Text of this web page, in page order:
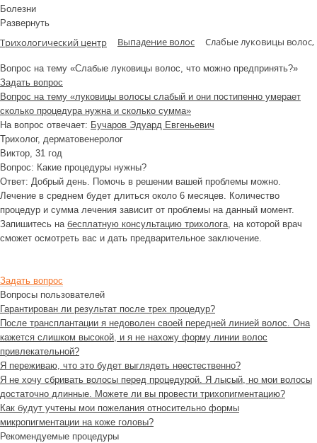
Болезни
Развернуть
Трихологический центр Выпадение волос Слабые луковицы
Вопрос на тему «Слабые луковицы волос, что можно предпринять?»
Задать вопрос
Вопрос на тему «луковицы волосы слабый и они постипенно умерает
сколько процедура нужна и сколько сумма»
На вопрос отвечает: Бучаров Эдуард Евгеньевич
Трихолог, дерматовенеролог
Виктор, 31 год
Вопрос: Какие процедуры нужны?
Ответ: Добрый день. Помочь в решении вашей проблемы можно.
Лечение в среднем будет длиться около 6 месяцев. Количество
процедур и сумма лечения зависит от проблемы на данный момент.
Запишитесь на бесплатную консультацию трихолога, на которой врач
сможет осмотреть вас и дать предварительное заключение.
Задать вопрос
Вопросы пользователей
Гарантирован ли результат после трех процедур?
После трансплантации я недоволен своей передней линией волос. Она
кажется слишком высокой, и я не нахожу форму линии волос
привлекательной?
Я переживаю, что это будет выглядеть неестественно?
Я не хочу сбривать волосы перед процедурой. Я лысый, но мои волосы
достаточно длинные. Можете ли вы провести трихопигментацию?
Как будут учтены мои пожелания относительно формы
микропигментации на коже головы?
Рекомендуемые процедуры